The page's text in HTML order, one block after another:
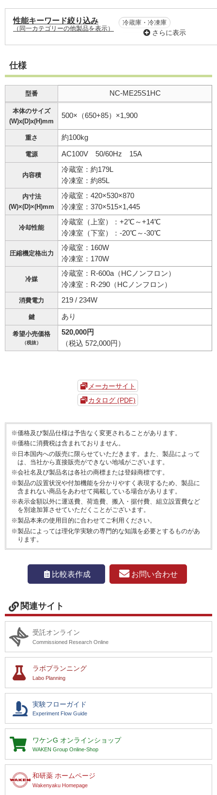
性能キーワード絞り込み
（同一カテゴリーの他製品を表示）
冷蔵庫・冷凍庫
横開き扉
-0℃以下 -20℃以下
100L以下
ノンフロン製品
さらに表示
仕様
型番 NC-ME25S1HC
本体のサイズ
(W)x(D)x(H)mm
500×（650+85）×1,900
重さ 約100kg
電源 AC100V 50/60Hz 15A
内容積
冷蔵室：約179L
冷凍室：約85L
内寸法
(W)×(D)×(H)mm
冷蔵室：420×530×870
冷凍室：370×515×1,445
冷却性能
冷蔵室（上室）：+2℃～+14℃
冷凍室（下室）：-20℃～-30℃
圧縮機定格出力
冷蔵室：160W
冷凍室：170W
冷媒
冷蔵室：R-600a（HCノンフロン）
冷凍室：R-290（HCノンフロン）
消費電力 219 / 234W
鍵 あり
希望小売価格
（税抜）
520,000円
（税込 572,000円）
メーカーサイト
カタログ (PDF)
※価格及び製品仕様は予告なく変更されることがあります。
※価格に消費税は含まれておりません。
※日本国内への販売に限らせていただきます。また、製品によって
は、当社から直接販売ができない地域がございます。
※会社名及び製品名は各社の商標または登録商標です。
※製品の設置状況や付加機能を分かりやすく表現するため、製品に
含まれない商品をあわせて掲載している場合があります。
※表示金額以外に運送費、荷造費、搬入・据付費、組立設置費など
を別途加算させていただくことがございます。
※製品本来の使用目的に合わせてご利用ください。
※製品によっては理化学実験の専門的な知識を必要とするものがあ
ります。
比較表作成 お問い合わせ
関連サイト
受託オンライン
Commissioned Research Online
ラボプランニング
Labo Planning
実験フローガイド
Experiment Flow Guide
ワケンG オンラインショップ
WAKEN Group Online-Shop
和研薬 ホームページ
Wakenyaku Homepage